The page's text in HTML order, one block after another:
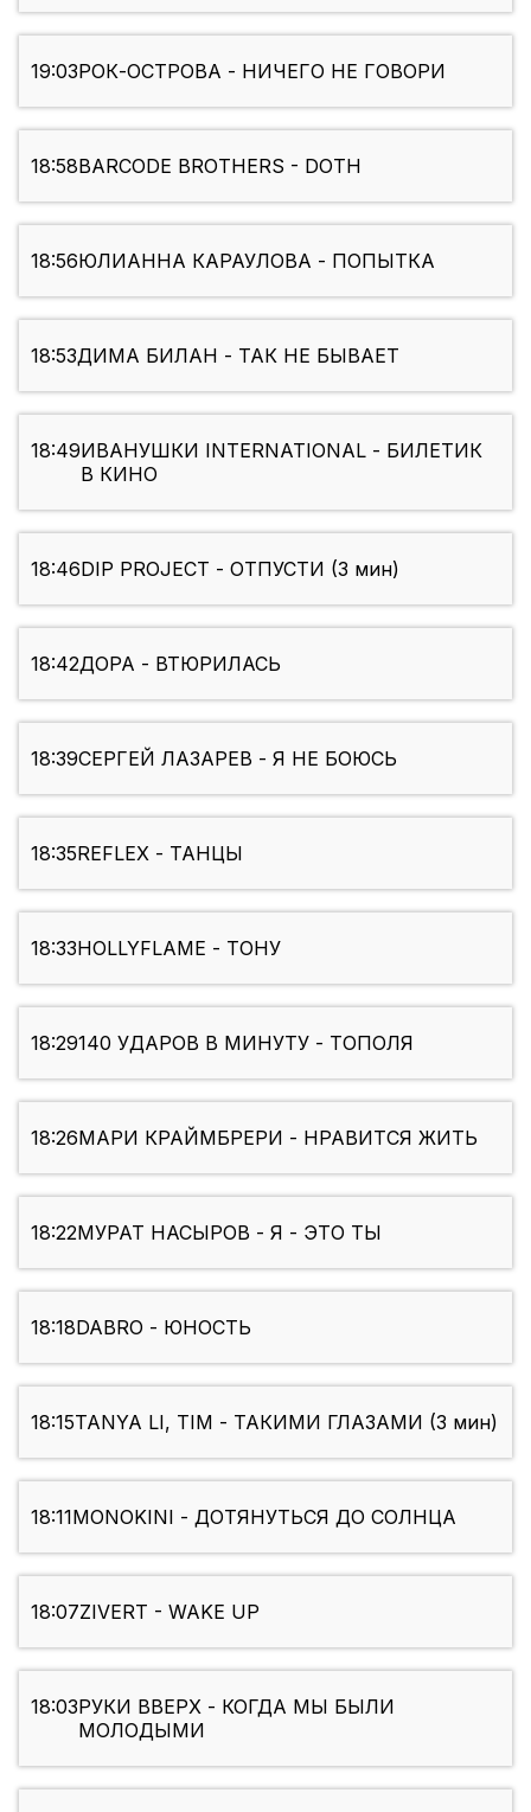
19:03РОК-ОСТРОВА - НИЧЕГО НЕ ГОВОРИ
18:58BARCODE BROTHERS - DOTH
18:56ЮЛИАННА КАРАУЛОВА - ПОПЫТКА
18:53ДИМА БИЛАН - ТАК НЕ БЫВАЕТ
18:49ИВАНУШКИ INTERNATIONAL - БИЛЕТИК
В КИНО
18:46DIP PROJECT - ОТПУСТИ (3 мин)
18:42ДОРА - ВТЮРИЛАСЬ
18:39СЕРГЕЙ ЛАЗАРЕВ - Я НЕ БОЮСЬ
18:35REFLEX - ТАНЦЫ
18:33HOLLYFLAME - ТОНУ
18:29140 УДАРОВ В МИНУТУ - ТОПОЛЯ
18:26МАРИ КРАЙМБРЕРИ - НРАВИТСЯ ЖИТЬ
18:22МУРАТ НАСЫРОВ - Я - ЭТО ТЫ
18:18DABRO - ЮНОСТЬ
18:15TANYA LI, TIM - ТАКИМИ ГЛАЗАМИ (3 мин)
18:11MONOKINI - ДОТЯНУТЬСЯ ДО СОЛНЦА
18:07ZIVERT - WAKE UP
18:03РУКИ ВВЕРХ - КОГДА МЫ БЫЛИ
МОЛОДЫМИ